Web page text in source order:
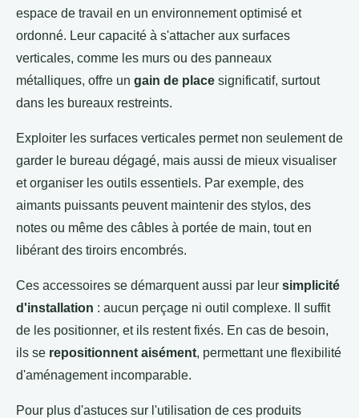
espace de travail en un environnement optimisé et
ordonné. Leur capacité à s'attacher aux surfaces
verticales, comme les murs ou des panneaux
métalliques, offre un gain de place significatif, surtout
dans les bureaux restreints.
Exploiter les surfaces verticales permet non seulement de
garder le bureau dégagé, mais aussi de mieux visualiser
et organiser les outils essentiels. Par exemple, des
aimants puissants peuvent maintenir des stylos, des
notes ou même des câbles à portée de main, tout en
libérant des tiroirs encombrés.
Ces accessoires se démarquent aussi par leur simplicité
d'installation : aucun perçage ni outil complexe. Il suffit
de les positionner, et ils restent fixés. En cas de besoin,
ils se repositionnent aisément, permettant une flexibilité
d'aménagement incomparable.
Pour plus d'astuces sur l'utilisation de ces produits